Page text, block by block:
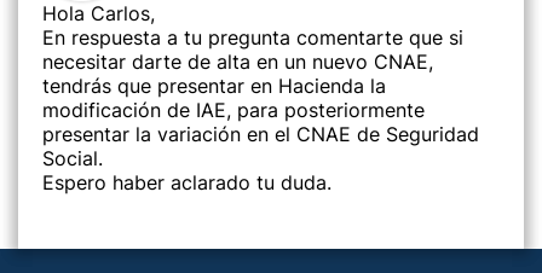
Hola Carlos,
En respuesta a tu pregunta comentarte que si
necesitar darte de alta en un nuevo CNAE,
tendrás que presentar en Hacienda la
modificación de IAE, para posteriormente
presentar la variación en el CNAE de Seguridad
Social.
Espero haber aclarado tu duda.